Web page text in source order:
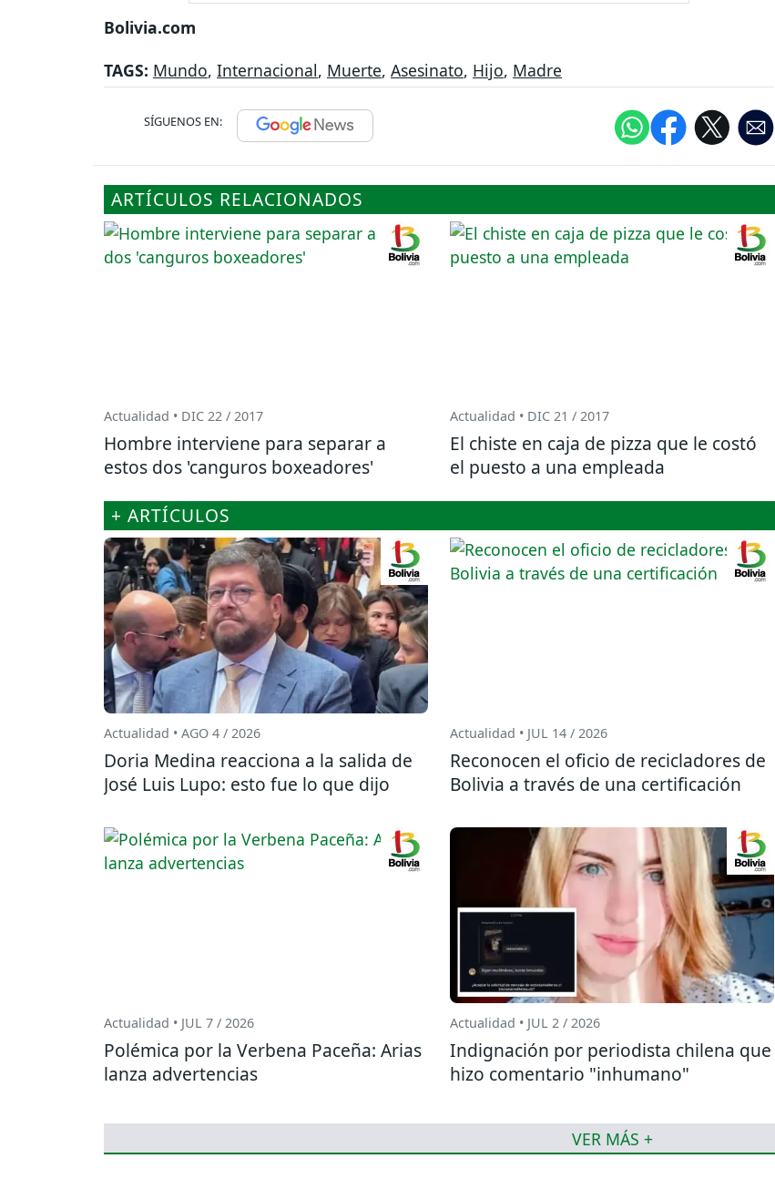
Bolivia.com
TAGS: Mundo, Internacional, Muerte, Asesinato, Hijo, Madre
SÍGUENOS EN:
ARTÍCULOS RELACIONADOS
Actualidad • DIC 22 / 2017
Hombre interviene para separar a
estos dos 'canguros boxeadores'
Actualidad • DIC 21 / 2017
El chiste en caja de pizza que le costó
el puesto a una empleada
+ ARTÍCULOS
Actualidad • AGO 4 / 2026
Doria Medina reacciona a la salida de
José Luis Lupo: esto fue lo que dijo
Actualidad • JUL 14 / 2026
Reconocen el oficio de recicladores de
Bolivia a través de una certificación
Actualidad • JUL 7 / 2026
Polémica por la Verbena Paceña: Arias
lanza advertencias
Actualidad • JUL 2 / 2026
Indignación por periodista chilena que
hizo comentario "inhumano"
VER MÁS +